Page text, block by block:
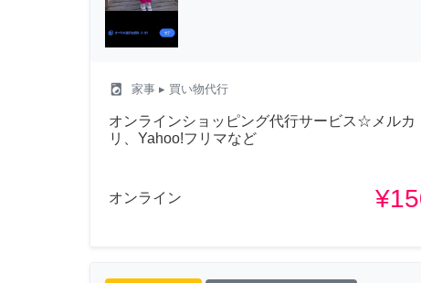
local_laundry_service 家事 ▸ 買い物代行
オンラインショッピング代行サービス☆メルカ
リ、Yahoo!フリマなど
オンライン